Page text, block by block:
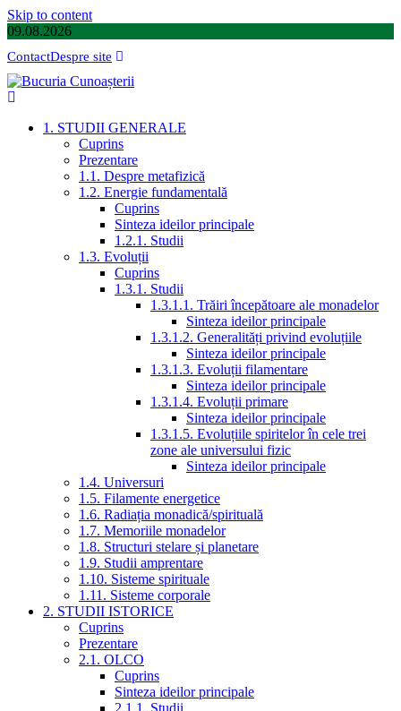
Skip to content
09.08.2026
ContactDespre site
1. STUDII GENERALE
Cuprins
Prezentare
1.1. Despre metafizică
1.2. Energie fundamentală
Cuprins
Sinteza ideilor principale
1.2.1. Studii
1.3. Evoluții
Cuprins
1.3.1. Studii
1.3.1.1. Trăiri începătoare ale monadelor
Sinteza ideilor principale
1.3.1.2. Generalități privind evoluțiile
Sinteza ideilor principale
1.3.1.3. Evoluții filamentare
Sinteza ideilor principale
1.3.1.4. Evoluții primare
Sinteza ideilor principale
1.3.1.5. Evoluțiile spiritelor în cele trei
zone ale universului fizic
Sinteza ideilor principale
1.4. Universuri
1.5. Filamente energetice
1.6. Radiația monadică/spirituală
1.7. Memoriile monadelor
1.8. Structuri stelare și planetare
1.9. Studii amprentare
1.10. Sisteme spirituale
1.11. Sisteme corporale
2. STUDII ISTORICE
Cuprins
Prezentare
2.1. OLCO
Cuprins
Sinteza ideilor principale
2.1.1. Studii